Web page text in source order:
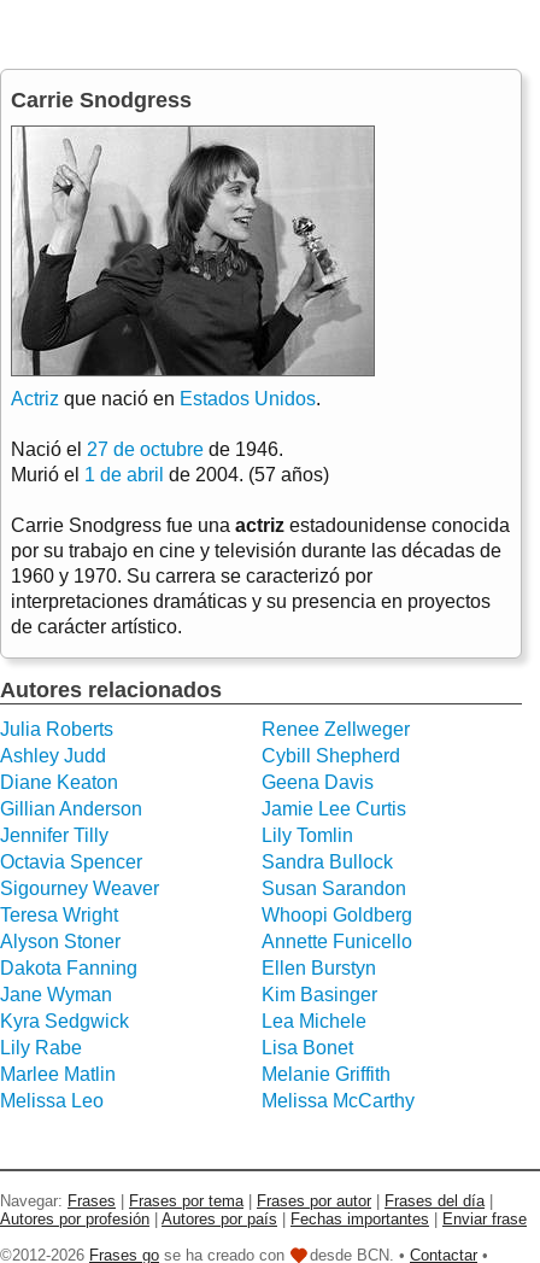
Carrie Snodgress
Actriz que nació en Estados Unidos.
Nació el 27 de octubre de 1946.
Murió el 1 de abril de 2004. (57 años)
Carrie Snodgress fue una actriz estadounidense conocida
por su trabajo en cine y televisión durante las décadas de
1960 y 1970. Su carrera se caracterizó por
interpretaciones dramáticas y su presencia en proyectos
de carácter artístico.
Autores relacionados
Julia Roberts
Renee Zellweger
Ashley Judd
Cybill Shepherd
Diane Keaton
Geena Davis
Gillian Anderson
Jamie Lee Curtis
Jennifer Tilly
Lily Tomlin
Octavia Spencer
Sandra Bullock
Sigourney Weaver
Susan Sarandon
Teresa Wright
Whoopi Goldberg
Alyson Stoner
Annette Funicello
Dakota Fanning
Ellen Burstyn
Jane Wyman
Kim Basinger
Kyra Sedgwick
Lea Michele
Lily Rabe
Lisa Bonet
Marlee Matlin
Melanie Griffith
Melissa Leo
Melissa McCarthy
Navegar: Frases | Frases por tema | Frases por autor | Frases del día |
Autores por profesión | Autores por país | Fechas importantes | Enviar frase
©2012-2026 Frases go se ha creado con desde BCN. • Contactar •